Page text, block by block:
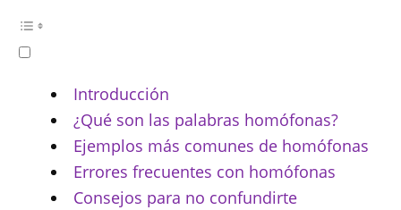
Introducción
¿Qué son las palabras homófonas?
Ejemplos más comunes de homófonas
Errores frecuentes con homófonas
Consejos para no confundirte